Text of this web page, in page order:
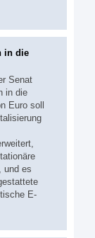
in die
Senat
in die
Euro soll
und es
E-